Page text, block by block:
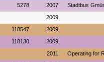
5278 2007 Stadtbus
2009
118547 2009
118130 2009
2011 Operating for